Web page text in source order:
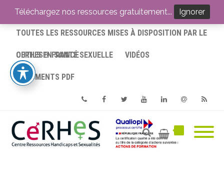
ACCUEIL
TOUTES LES RESSOURCES MISES À DISPOSITION PAR LE
CERHES® FRANCE
OUTILS EN SANTÉ SEXUELLE VIDÉOS
DOCUMENTS PDF
PhoneFacebookTwitterYoutube
Téléchargez nos ressources gratuitement... Ignorer